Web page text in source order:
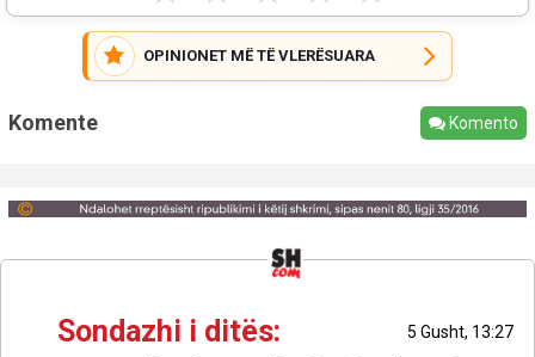
OPINIONET MË TË VLERËSUARA
Komente Komento
Sondazhi i ditës: 5 Gusht, 13:27